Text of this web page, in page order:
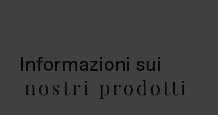
Informazioni sui
nostri prodotti